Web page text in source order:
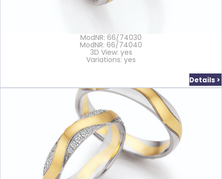
ModNR: 66/74030
ModNR: 66/74040
3D View: yes
Variations: yes
Details >